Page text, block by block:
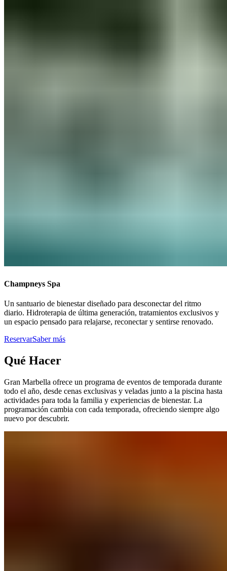
Champneys Spa​​​​‌ ‍ ​‍​‍‌‍ ‌ ​‍‌‍‍‌‌‍‌ ‌‍‍‌‌‍ ‍​‍​‍​ ‍‍​‍​‍‌ ​ ‌‍​‌‌‍ ‍‌‍‍‌‌ ‌​‌ ‍‌​‍ ‍‌‍‍‌‌‍ ​‍​‍​‍ ​​‍​‍‌‍‍​‌ ​‍‌‍‌‌‌‍‌‍​‍​‍​ ‍‍​‍​‍‌‍‍​‌ ‌​‌ ‌​‌ ​​‌ ​ ​ ‍‍​‍ ​‍ ‌‍ ​​‍ ‌‌‍​‌‌‍ ‍‌‍‌​​‍ ‌‌ ​‍​‍ ‌‌‍‍​‌‍ ‌ ‌​‌‍‌‌‌‍ ​‌ ​ ​‍ ‌‌ ​ ‌ ‌​‌ ‌‌‌‍‌​‌‍‍‌‌‍ ​‍ ‍‌ ‌‍‌‍‌‌‌ ​‍‌‍​ ‌‍‌‌‌‍ ​​‍ ‍‌‍​‌‌ ​​‌ ​​​‍ ‌‍‍‌‌‍ ‍‌ ‌​‌‍‌‌‌‍ ‍‌ ‌​​‍ ‌‍‌‌‌‍‌​‌‍‍‌‌ ‌​​‍ ‌‍ ‌‌‍ ‌‍‌​‌‍‌‌​ ‌‌ ​​‌ ​‍‌‍‌‌‌ ​ ‌‍‌‌‌‍ ‍‌ ‌​‌‍​‌‌ ‌​‌‍‍‌‌‍ ‌‍ ‍​ ‍ ‌‍‍‌‌‍‌​​ ‌​ ​​‌‍​‍​ ‌ ‌‍‌​​ ​‌‌‍​‌‌‍​‍​ ‌‍​‍ ‌​ ‌ ​ ​‍​ ‍‌​ ​‍​‍ ‌​ ‌​‌‍‌‍‌‍​ ​ ‌​​‍ ‌‌‍​‌‌‍‌​‌‍​‍‌‍​ ​‍ ‌‌‍​‍​ ​​‌‍‌​​ ‌ ‌‍‌‍​ ​‌​ ‌​​ ​ ​ ‍​​ ‌‌​ ​‍‌‍‌‌​ ‍ ‌ ‌​‌ ‍‌‌ ​​‌‍‌‌​ ‌‌‍‍​‌‍ ‌ ‌​‌‍‌‌‌‍ ​‌‌​ ‌‍‍‌‌ ‌​‌‍‌‌‌​‍​‌‍ ‌‍ ‌‌‍‌‌‌‌​​‌‍​‌‌‍‌ ‌‍‌‌​ ‍ ‌ ​​‌‍​‌‌ ‌​‌‍‍​​ ‌‌ ​​‌‍​‌‌‍‌ ‌‍‌‌‌​​‍‌ ‌‌‌‍‍‌‌‍ ​‌‍‌​‌‍‌‌‌ ​‍​‍‌‌​ ‌‌‌​​‍‌‌ ‌‍‍ ‌‍‌‌‌ ‍‌​‍‌‌​ ​ ‌​‌​​‍‌‌​ ​ ‌​‌​​‍‌‌​ ​‍​ ​‍​ ‌‌‌‍​ ‌‍‌‍​ ‌​‌‍‌‌​ ‍‌​ ‍‌​ ‌​​ ​‌​ ‌‌​ ‌ ​ ​‍​‍‌‌​ ​‍​ ​‍​‍‌‌​ ‌‌‌​‌​​‍ ‍‌‍​ ‌‍ ‌‍ ‍‌ ‌​‌‍‌‌‌‍ ‍‌ ‌​​‍‌‌​ ‌‌‌​​‍‌‌ ‌‍‍ ‌‍‌‌‌ ‍‌​‍‌‌​ ​ ‌​‌​​‍‌‌​ ​ ‌​‌​​‍‌‌​ ​‍​ ​‍​ ‌‌‌‍‌‍​ ​‌‌‍​ ​ ‍​​ ‌​​ ‌ ​ ​‌​ ‍‌​ ‍​​ ‌​​ ‌ ​‍‌‌​ ​‍​ ​‍​‍‌‌​ ‌‌‌​‌​​‍ ‍‌ ‌​‌‍‍‌‌ ‌​‌‍ ​‌‍‌‌​ ‌‍​‍‌‍​‌‌ ​ ‌‍‌‌‌‌‌‌‌ ​‍‌‍ ​​ ‌‌‍‍​‌ ‌​‌ ‌​‌ ​​‌ ​ ​‍‌‌​ ​ ‌​​‌​‍‌‌​ ​‍‌​‌‍​‍‌‌​ ​‍‌​‌‍‌‍ ​​‍ ‌‌‍​‌‌‍ ‍‌‍‌​​‍ ‌‌ ​‍​‍ ‌‌‍‍​‌‍ ‌ ‌​‌‍‌‌‌‍ ​‌ ​ ​‍ ‌‌ ​ ‌ ‌​‌ ‌‌‌‍‌​‌‍‍‌‌‍ ​‍ ‍‌ ‌‍‌‍‌‌‌ ​‍‌‍​ ‌‍‌‌‌‍ ​​‍ ‍‌‍​‌‌ ​​‌ ​​​‍‌‍‌‍‍‌‌‍‌​​ ‌​ ​​‌‍​‍​ ‌ ‌‍‌​​ ​‌‌‍​‌‌‍​‍​ ‌‍​‍ ‌​ ‌ ​ ​‍​ ‍‌​ ​‍​‍ ‌​ ‌​‌‍‌‍‌‍​ ​ ‌​​‍ ‌‌‍​‌‌‍‌​‌‍​‍‌‍​ ​‍ ‌‌‍​‍​ ​​‌‍‌​​ ‌ ‌‍‌‍​ ​‌​ ‌​​ ​ ​ ‍​​ ‌‌​ ​‍‌‍‌‌​‍‌‍‌ ‌​‌ ‍‌‌ ​​‌‍‌‌​ ‌‌‍‍​‌‍ ‌ ‌​‌‍‌‌‌‍ ​‌‌​ ‌‍‍‌‌ ‌​‌‍‌‌‌​‍​‌‍ ‌‍ ‌‌‍‌‌‌‌​​‌‍​‌‌‍‌ ‌‍‌‌​‍‌‍‌ ​​‌‍​‌‌ ‌​‌‍‍​​ ‌‌ ​​‌‍​‌‌‍‌ ‌‍‌‌‌​​‍‌ ‌‌‌‍‍‌‌‍ ​‌‍‌​‌‍‌‌‌ ​‍​‍‌‌​ ‌‌‌​​‍‌‌ ‌‍‍ ‌‍‌‌‌ ‍‌​‍‌‌​ ​ ‌​‌​​‍‌‌​ ​ ‌​‌​​‍‌‌​ ​‍​ ​‍​ ‌‌‌‍​ ‌‍‌‍​ ‌​‌‍‌‌​ ‍‌​ ‍‌​ ‌​​ ​‌​ ‌‌​ ‌ ​ ​‍​‍‌‌​ ​‍​ ​‍​‍‌‌​ ‌‌‌​‌​​‍ ‍‌‍​ ‌‍ ‌‍ ‍‌ ‌​‌‍‌‌‌‍ ‍‌ ‌​​‍‌‌​ ‌‌‌​​‍‌‌ ‌‍‍ ‌‍‌‌‌ ‍‌​‍‌‌​ ​ ‌​‌​​‍‌‌​ ​ ‌​‌​​‍‌‌​ ​‍​ ​‍​ ‌‌‌‍‌‍​ ​‌‌‍​ ​ ‍​​ ‌​​ ‌ ​ ​‌​ ‍‌​ ‍​​ ‌​​ ‌ ​‍‌‌​ ​‍​ ​‍​‍‌‌​ ‌‌‌​‌​​‍ ‍‌ ‌​‌‍‍‌‌ ‌​‌‍ ​‌‍‌‌​‍‌‍‌ ​​‌‍‌‌‌ ​‍‌ ​ ‌ ​​‌‍‌‌‌‍​ ‌ ‌​‌‍‍‌‌ ‌‍‌‍‌‌​ ‌‌ ​​‌ ‌‌‌‍​‍‌‍ ​‌‍‍‌‌ ​ ‌‍‍​‌‍‌‌‌‍‌​​‍​‍‌ ‌
Un santuario de bienestar diseñado para desconectar del ritmo
diario. Hidroterapia de última generación, tratamientos exclusivos y
un espacio pensado para relajarse, reconectar y sentirse renovado.​​​​‌ ‍ ​‍​‍‌‍ ‌ ​‍‌‍‍‌‌‍‌ ‌‍‍‌‌‍ ‍​‍​‍​ ‍‍​‍​‍‌ ​ ‌‍​‌‌‍ ‍‌‍‍‌‌ ‌​‌ ‍‌​‍ ‍‌‍‍‌‌‍ ​‍​‍​‍ ​​‍​‍‌‍‍​‌ ​‍‌‍‌‌‌‍‌‍​‍​‍​ ‍‍​‍​‍‌‍‍​‌ ‌​‌ ‌​‌ ​​‌ ​ ​ ‍‍​‍ ​‍ ‌‍ ​​‍ ‌‌‍​‌‌‍ ‍‌‍‌​​‍ ‌‌ ​‍​‍ ‌‌‍‍​‌‍ ‌ ‌​‌‍‌‌‌‍ ​‌ ​ ​‍ ‌‌ ​ ‌ ‌​‌ ‌‌‌‍‌​‌‍‍‌‌‍ ​‍ ‍‌ ‌‍‌‍‌‌‌ ​‍‌‍​ ‌‍‌‌‌‍ ​​‍ ‍‌‍​‌‌ ​​‌ ​​​‍ ‌‍‍‌‌‍ ‍‌ ‌​‌‍‌‌‌‍ ‍‌ ‌​​‍ ‌‍‌‌‌‍‌​‌‍‍‌‌ ‌​​‍ ‌‍ ‌‌‍ ‌‍‌​‌‍‌‌​ ‌‌ ​​‌ ​‍‌‍‌‌‌ ​ ‌‍‌‌‌‍ ‍‌ ‌​‌‍​‌‌ ‌​‌‍‍‌‌‍ ‌‍ ‍​ ‍ ‌‍‍‌‌‍‌​​ ‌​ ​​‌‍​‍​ ‌ ‌‍‌​​ ​‌‌‍​‌‌‍​‍​ ‌‍​‍ ‌​ ‌ ​ ​‍​ ‍‌​ ​‍​‍ ‌​ ‌​‌‍‌‍‌‍​ ​ ‌​​‍ ‌‌‍​‌‌‍‌​‌‍​‍‌‍​ ​‍ ‌‌‍​‍​ ​​‌‍‌​​ ‌ ‌‍‌‍​ ​‌​ ‌​​ ​ ​ ‍​​ ‌‌​ ​‍‌‍‌‌​ ‍ ‌ ‌​‌ ‍‌‌ ​​‌‍‌‌​ ‌‌‍‍​‌‍ ‌ ‌​‌‍‌‌‌‍ ​‌‌​ ‌‍‍‌‌ ‌​‌‍‌‌‌​‍​‌‍ ‌‍ ‌‌‍‌‌‌‌​​‌‍​‌‌‍‌ ‌‍‌‌​ ‍ ‌ ​​‌‍​‌‌ ‌​‌‍‍​​ ‌‌ ​​‌‍​‌‌‍‌ ‌‍‌‌‌​​‍‌ ‌‌‌‍‍‌‌‍ ​‌‍‌​‌‍‌‌‌ ​‍​‍‌‌​ ‌‌‌​​‍‌‌ ‌‍‍ ‌‍‌‌‌ ‍‌​‍‌‌​ ​ ‌​‌​​‍‌‌​ ​ ‌​‌​​‍‌‌​ ​‍​ ​‍​ ‌‌‌‍​ ‌‍‌‍​ ‌​‌‍‌‌​ ‍‌​ ‍‌​ ‌​​ ​‌​ ‌‌​ ‌ ​ ​‍​‍‌‌​ ​‍​ ​‍​‍‌‌​ ‌‌‌​‌​​‍ ‍‌‍​ ‌‍ ‌‍ ‍‌ ‌​‌‍‌‌‌‍ ‍‌ ‌​​‍‌‌​ ‌‌‌​​‍‌‌ ‌‍‍ ‌‍‌‌‌ ‍‌​‍‌‌​ ​ ‌​‌​​‍‌‌​ ​ ‌​‌​​‍‌‌​ ​‍​ ​‍​ ‌‌‌‍‌‍​ ​‌‌‍​ ​ ‍​​ ‌​​ ‌ ​ ​‌​ ‍‌​ ‍​​ ‌​​ ‌ ​‍‌‌​ ​‍​ ​‍​‍‌‌​ ‌‌‌​‌​​‍ ‍‌‍‌‌‌ ‍​‌‍​ ‌‍‌‌‌ ​‍‌ ​​‌ ‌​​ ‌‍​‍‌‍​‌‌ ​ ‌‍‌‌‌‌‌‌‌ ​‍‌‍ ​​ ‌‌‍‍​‌ ‌​‌ ‌​‌ ​​‌ ​ ​‍‌‌​ ​ ‌​​‌​‍‌‌​ ​‍‌​‌‍​‍‌‌​ ​‍‌​‌‍‌‍ ​​‍ ‌‌‍​‌‌‍ ‍‌‍‌​​‍ ‌‌ ​‍​‍ ‌‌‍‍​‌‍ ‌ ‌​‌‍‌‌‌‍ ​‌ ​ ​‍ ‌‌ ​ ‌ ‌​‌ ‌‌‌‍‌​‌‍‍‌‌‍ ​‍ ‍‌ ‌‍‌‍‌‌‌ ​‍‌‍​ ‌‍‌‌‌‍ ​​‍ ‍‌‍​‌‌ ​​‌ ​​​‍‌‍‌‍‍‌‌‍‌​​ ‌​ ​​‌‍​‍​ ‌ ‌‍‌​​ ​‌‌‍​‌‌‍​‍​ ‌‍​‍ ‌​ ‌ ​ ​‍​ ‍‌​ ​‍​‍ ‌​ ‌​‌‍‌‍‌‍​ ​ ‌​​‍ ‌‌‍​‌‌‍‌​‌‍​‍‌‍​ ​‍ ‌‌‍​‍​ ​​‌‍‌​​ ‌ ‌‍‌‍​ ​‌​ ‌​​ ​ ​ ‍​​ ‌‌​ ​‍‌‍‌‌​‍‌‍‌ ‌​‌ ‍‌‌ ​​‌‍‌‌​ ‌‌‍‍​‌‍ ‌ ‌​‌‍‌‌‌‍ ​‌‌​ ‌‍‍‌‌ ‌​‌‍‌‌‌​‍​‌‍ ‌‍ ‌‌‍‌‌‌‌​​‌‍​‌‌‍‌ ‌‍‌‌​‍‌‍‌ ​​‌‍​‌‌ ‌​‌‍‍​​ ‌‌ ​​‌‍​‌‌‍‌ ‌‍‌‌‌​​‍‌ ‌‌‌‍‍‌‌‍ ​‌‍‌​‌‍‌‌‌ ​‍​‍‌‌​ ‌‌‌​​‍‌‌ ‌‍‍ ‌‍‌‌‌ ‍‌​‍‌‌​ ​ ‌​‌​​‍‌‌​ ​ ‌​‌​​‍‌‌​ ​‍​ ​‍​ ‌‌‌‍​ ‌‍‌‍​ ‌​‌‍‌‌​ ‍‌​ ‍‌​ ‌​​ ​‌​ ‌‌​ ‌ ​ ​‍​‍‌‌​ ​‍​ ​‍​‍‌‌​ ‌‌‌​‌​​‍ ‍‌‍​ ‌‍ ‌‍ ‍‌ ‌​‌‍‌‌‌‍ ‍‌ ‌​​‍‌‌​ ‌‌‌​​‍‌‌ ‌‍‍ ‌‍‌‌‌ ‍‌​‍‌‌​ ​ ‌​‌​​‍‌‌​ ​ ‌​‌​​‍‌‌​ ​‍​ ​‍​ ‌‌‌‍‌‍​ ​‌‌‍​ ​ ‍​​ ‌​​ ‌ ​ ​‌​ ‍‌​ ‍​​ ‌​​ ‌ ​‍‌‌​ ​‍​ ​‍​‍‌‌​ ‌‌‌​‌​​‍ ‍‌‍‌‌‌ ‍​‌‍​ ‌‍‌‌‌ ​‍‌ ​​‌ ‌​​‍‌‍‌ ​​‌‍‌‌‌ ​‍‌ ​ ‌ ​​‌‍‌‌‌‍​ ‌ ‌​‌‍‍‌‌ ‌‍‌‍‌‌​ ‌‌ ​​‌ ‌‌‌‍​‍‌‍ ​‌‍‍‌‌ ​ ‌‍‍​‌‍‌‌‌‍‌​​‍​‍‌ ‌
Reservar​​​​‌ ‍ ​‍​‍‌‍ ‌ ​‍‌‍‍‌‌‍‌ ‌‍‍‌‌‍ ‍​‍​‍​ ‍‍​‍​‍‌ ​ ‌‍​‌‌‍ ‍‌‍‍‌‌ ‌​‌ ‍‌​‍ ‍‌‍‍‌‌‍ ​‍​‍​‍ ​​‍​‍‌‍‍​‌ ​‍‌‍‌‌‌‍‌‍​‍​‍​ ‍‍​‍​‍‌‍‍​‌ ‌​‌ ‌​‌ ​​‌ ​ ​ ‍‍​‍ ​‍ ‌‍ ​​‍ ‌‌‍​‌‌‍ ‍‌‍‌​​‍ ‌‌ ​‍​‍ ‌‌‍‍​‌‍ ‌ ‌​‌‍‌‌‌‍ ​‌ ​ ​‍ ‌‌ ​ ‌ ‌​‌ ‌‌‌‍‌​‌‍‍‌‌‍ ​‍ ‍‌ ‌‍‌‍‌‌‌ ​‍‌‍​ ‌‍‌‌‌‍ ​​‍ ‍‌‍​‌‌ ​​‌ ​​​‍ ‌‍‍‌‌‍ ‍‌ ‌​‌‍‌‌‌‍ ‍‌ ‌​​‍ ‌‍‌‌‌‍‌​‌‍‍‌‌ ‌​​‍ ‌‍ ‌‌‍ ‌‍‌​‌‍‌‌​ ‌‌ ​​‌ ​‍‌‍‌‌‌ ​ ‌‍‌‌‌‍ ‍‌ ‌​‌‍​‌‌ ‌​‌‍‍‌‌‍ ‌‍ ‍​ ‍ ‌‍‍‌‌‍‌​​ ‌​ ​​‌‍​‍​ ‌ ‌‍‌​​ ​‌‌‍​‌‌‍​‍​ ‌‍​‍ ‌​ ‌ ​ ​‍​ ‍‌​ ​‍​‍ ‌​ ‌​‌‍‌‍‌‍​ ​ ‌​​‍ ‌‌‍​‌‌‍‌​‌‍​‍‌‍​ ​‍ ‌‌‍​‍​ ​​‌‍‌​​ ‌ ‌‍‌‍​ ​‌​ ‌​​ ​ ​ ‍​​ ‌‌​ ​‍‌‍‌‌​ ‍ ‌ ‌​‌ ‍‌‌ ​​‌‍‌‌​ ‌‌‍‍​‌‍ ‌ ‌​‌‍‌‌‌‍ ​‌‌​ ‌‍‍‌‌ ‌​‌‍‌‌‌​‍​‌‍ ‌‍ ‌‌‍‌‌‌‌​​‌‍​‌‌‍‌ ‌‍‌‌​ ‍ ‌ ​​‌‍​‌‌ ‌​‌‍‍​​ ‌‌ ​​‌‍​‌‌‍‌ ‌‍‌‌‌​​‍‌ ‌‌‌‍‍‌‌‍ ​‌‍‌​‌‍‌‌‌ ​‍​‍‌‌​ ‌‌‌​​‍‌‌ ‌‍‍ ‌‍‌‌‌ ‍‌​‍‌‌​ ​ ‌​‌​​‍‌‌​ ​ ‌​‌​​‍‌‌​ ​‍​ ​‍​ ‌‌‌‍​ ‌‍‌‍​ ‌​‌‍‌‌​ ‍‌​ ‍‌​ ‌​​ ​‌​ ‌‌​ ‌ ​ ​‍​‍‌‌​ ​‍​ ​‍​‍‌‌​ ‌‌‌​‌​​‍ ‍‌‍​ ‌‍ ‌‍ ‍‌ ‌​‌‍‌‌‌‍ ‍‌ ‌​​‍‌‌​ ‌‌‌​​‍‌‌ ‌‍‍ ‌‍‌‌‌ ‍‌​‍‌‌​ ​ ‌​‌​​‍‌‌​ ​ ‌​‌​​‍‌‌​ ​‍​ ​‍​ ‌‌‌‍‌‍​ ​‌‌‍​ ​ ‍​​ ‌​​ ‌ ​ ​‌​ ‍‌​ ‍​​ ‌​​ ‌ ​‍‌‌​ ​‍​ ​‍​‍‌‌​ ‌‌‌​‌​​‍ ‍‌ ​​‌ ​‍‌‍‍‌‌‍ ‌‌‍​‌‌ ​‍‌ ‍‌‌​​ ‌ ‌​‌‍​‌​‍ ‍‌‍ ​‌‍​‌‌‍​‍‌‍‌‌‌‍ ​​ ‌‍​‍‌‍​‌‌ ​ ‌‍‌‌‌‌‌‌‌ ​‍‌‍ ​​ ‌‌‍‍​‌ ‌​‌ ‌​‌ ​​‌ ​ ​‍‌‌​ ​ ‌​​‌​‍‌‌​ ​‍‌​‌‍​‍‌‌​ ​‍‌​‌‍‌‍ ​​‍ ‌‌‍​‌‌‍ ‍‌‍‌​​‍ ‌‌ ​‍​‍ ‌‌‍‍​‌‍ ‌ ‌​‌‍‌‌‌‍ ​‌ ​ ​‍ ‌‌ ​ ‌ ‌​‌ ‌‌‌‍‌​‌‍‍‌‌‍ ​‍ ‍‌ ‌‍‌‍‌‌‌ ​‍‌‍​ ‌‍‌‌‌‍ ​​‍ ‍‌‍​‌‌ ​​‌ ​​​‍‌‍‌‍‍‌‌‍‌​​ ‌​ ​​‌‍​‍​ ‌ ‌‍‌​​ ​‌‌‍​‌‌‍​‍​ ‌‍​‍ ‌​ ‌ ​ ​‍​ ‍‌​ ​‍​‍ ‌​ ‌​‌‍‌‍‌‍​ ​ ‌​​‍ ‌‌‍​‌‌‍‌​‌‍​‍‌‍​ ​‍ ‌‌‍​‍​ ​​‌‍‌​​ ‌ ‌‍‌‍​ ​‌​ ‌​​ ​ ​ ‍​​ ‌‌​ ​‍‌‍‌‌​‍‌‍‌ ‌​‌ ‍‌‌ ​​‌‍‌‌​ ‌‌‍‍​‌‍ ‌ ‌​‌‍‌‌‌‍ ​‌‌​ ‌‍‍‌‌ ‌​‌‍‌‌‌​‍​‌‍ ‌‍ ‌‌‍‌‌‌‌​​‌‍​‌‌‍‌ ‌‍‌‌​‍‌‍‌ ​​‌‍​‌‌ ‌​‌‍‍​​ ‌‌ ​​‌‍​‌‌‍‌ ‌‍‌‌‌​​‍‌ ‌‌‌‍‍‌‌‍ ​‌‍‌​‌‍‌‌‌ ​‍​‍‌‌​ ‌‌‌​​‍‌‌ ‌‍‍ ‌‍‌‌‌ ‍‌​‍‌‌​ ​ ‌​‌​​‍‌‌​ ​ ‌​‌​​‍‌‌​ ​‍​ ​‍​ ‌‌‌‍​ ‌‍‌‍​ ‌​‌‍‌‌​ ‍‌​ ‍‌​ ‌​​ ​‌​ ‌‌​ ‌ ​ ​‍​‍‌‌​ ​‍​ ​‍​‍‌‌​ ‌‌‌​‌​​‍ ‍‌‍​ ‌‍ ‌‍ ‍‌ ‌​‌‍‌‌‌‍ ‍‌ ‌​​‍‌‌​ ‌‌‌​​‍‌‌ ‌‍‍ ‌‍‌‌‌ ‍‌​‍‌‌​ ​ ‌​‌​​‍‌‌​ ​ ‌​‌​​‍‌‌​ ​‍​ ​‍​ ‌‌‌‍‌‍​ ​‌‌‍​ ​ ‍​​ ‌​​ ‌ ​ ​‌​ ‍‌​ ‍​​ ‌​​ ‌ ​‍‌‌​ ​‍​ ​‍​‍‌‌​ ‌‌‌​‌​​‍ ‍‌ ​​‌ ​‍‌‍‍‌‌‍ ‌‌‍​‌‌ ​‍‌ ‍‌‌​​ ‌ ‌​‌‍​‌​‍ ‍‌‍ ​‌‍​‌‌‍​‍‌‍‌‌‌‍ ​​‍‌‍‌ ​​‌‍‌‌‌ ​‍‌ ​ ‌ ​​‌‍‌‌‌‍​ ‌ ‌​‌‍‍‌‌ ‌‍‌‍‌‌​ ‌‌ ​​‌ ‌‌‌‍​‍‌‍ ​‌‍‍‌‌ ​ ‌‍‍​‌‍‌‌‌‍‌​​‍​‍‌ ‌Saber más​​​​‌ ‍ ​‍​‍‌‍ ‌ ​‍‌‍‍‌‌‍‌ ‌‍‍‌‌‍ ‍​‍​‍​ ‍‍​‍​‍‌ ​ ‌‍​‌‌‍ ‍‌‍‍‌‌ ‌​‌ ‍‌​‍ ‍‌‍‍‌‌‍ ​‍​‍​‍ ​​‍​‍‌‍‍​‌ ​‍‌‍‌‌‌‍‌‍​‍​‍​ ‍‍​‍​‍‌‍‍​‌ ‌​‌ ‌​‌ ​​‌ ​ ​ ‍‍​‍ ​‍ ‌‍ ​​‍ ‌‌‍​‌‌‍ ‍‌‍‌​​‍ ‌‌ ​‍​‍ ‌‌‍‍​‌‍ ‌ ‌​‌‍‌‌‌‍ ​‌ ​ ​‍ ‌‌ ​ ‌ ‌​‌ ‌‌‌‍‌​‌‍‍‌‌‍ ​‍ ‍‌ ‌‍‌‍‌‌‌ ​‍‌‍​ ‌‍‌‌‌‍ ​​‍ ‍‌‍​‌‌ ​​‌ ​​​‍ ‌‍‍‌‌‍ ‍‌ ‌​‌‍‌‌‌‍ ‍‌ ‌​​‍ ‌‍‌‌‌‍‌​‌‍‍‌‌ ‌​​‍ ‌‍ ‌‌‍ ‌‍‌​‌‍‌‌​ ‌‌ ​​‌ ​‍‌‍‌‌‌ ​ ‌‍‌‌‌‍ ‍‌ ‌​‌‍​‌‌ ‌​‌‍‍‌‌‍ ‌‍ ‍​ ‍ ‌‍‍‌‌‍‌​​ ‌​ ​​‌‍​‍​ ‌ ‌‍‌​​ ​‌‌‍​‌‌‍​‍​ ‌‍​‍ ‌​ ‌ ​ ​‍​ ‍‌​ ​‍​‍ ‌​ ‌​‌‍‌‍‌‍​ ​ ‌​​‍ ‌‌‍​‌‌‍‌​‌‍​‍‌‍​ ​‍ ‌‌‍​‍​ ​​‌‍‌​​ ‌ ‌‍‌‍​ ​‌​ ‌​​ ​ ​ ‍​​ ‌‌​ ​‍‌‍‌‌​ ‍ ‌ ‌​‌ ‍‌‌ ​​‌‍‌‌​ ‌‌‍‍​‌‍ ‌ ‌​‌‍‌‌‌‍ ​‌‌​ ‌‍‍‌‌ ‌​‌‍‌‌‌​‍​‌‍ ‌‍ ‌‌‍‌‌‌‌​​‌‍​‌‌‍‌ ‌‍‌‌​ ‍ ‌ ​​‌‍​‌‌ ‌​‌‍‍​​ ‌‌ ​​‌‍​‌‌‍‌ ‌‍‌‌‌​​‍‌ ‌‌‌‍‍‌‌‍ ​‌‍‌​‌‍‌‌‌ ​‍​‍‌‌​ ‌‌‌​​‍‌‌ ‌‍‍ ‌‍‌‌‌ ‍‌​‍‌‌​ ​ ‌​‌​​‍‌‌​ ​ ‌​‌​​‍‌‌​ ​‍​ ​‍​ ‌‌‌‍​ ‌‍‌‍​ ‌​‌‍‌‌​ ‍‌​ ‍‌​ ‌​​ ​‌​ ‌‌​ ‌ ​ ​‍​‍‌‌​ ​‍​ ​‍​‍‌‌​ ‌‌‌​‌​​‍ ‍‌‍​ ‌‍ ‌‍ ‍‌ ‌​‌‍‌‌‌‍ ‍‌ ‌​​‍‌‌​ ‌‌‌​​‍‌‌ ‌‍‍ ‌‍‌‌‌ ‍‌​‍‌‌​ ​ ‌​‌​​‍‌‌​ ​ ‌​‌​​‍‌‌​ ​‍​ ​‍​ ‌‌‌‍‌‍​ ​‌‌‍​ ​ ‍​​ ‌​​ ‌ ​ ​‌​ ‍‌​ ‍​​ ‌​​ ‌ ​‍‌‌​ ​‍​ ​‍​‍‌‌​ ‌‌‌​‌​​‍ ‍‌ ​ ‌‍‌‌‌‍​ ‌‍ ‌‍ ‍‌‍‌​‌‍​‌‌ ​‍‌ ‍‌‌​​ ‌ ‌​‌‍​‌​‍ ‍‌‍ ​‌‍​‌‌‍​‍‌‍‌‌‌‍ ​​ ‌‍​‍‌‍​‌‌ ​ ‌‍‌‌‌‌‌‌‌ ​‍‌‍ ​​ ‌‌‍‍​‌ ‌​‌ ‌​‌ ​​‌ ​ ​‍‌‌​ ​ ‌​​‌​‍‌‌​ ​‍‌​‌‍​‍‌‌​ ​‍‌​‌‍‌‍ ​​‍ ‌‌‍​‌‌‍ ‍‌‍‌​​‍ ‌‌ ​‍​‍ ‌‌‍‍​‌‍ ‌ ‌​‌‍‌‌‌‍ ​‌ ​ ​‍ ‌‌ ​ ‌ ‌​‌ ‌‌‌‍‌​‌‍‍‌‌‍ ​‍ ‍‌ ‌‍‌‍‌‌‌ ​‍‌‍​ ‌‍‌‌‌‍ ​​‍ ‍‌‍​‌‌ ​​‌ ​​​‍‌‍‌‍‍‌‌‍‌​​ ‌​ ​​‌‍​‍​ ‌ ‌‍‌​​ ​‌‌‍​‌‌‍​‍​ ‌‍​‍ ‌​ ‌ ​ ​‍​ ‍‌​ ​‍​‍ ‌​ ‌​‌‍‌‍‌‍​ ​ ‌​​‍ ‌‌‍​‌‌‍‌​‌‍​‍‌‍​ ​‍ ‌‌‍​‍​ ​​‌‍‌​​ ‌ ‌‍‌‍​ ​‌​ ‌​​ ​ ​ ‍​​ ‌‌​ ​‍‌‍‌‌​‍‌‍‌ ‌​‌ ‍‌‌ ​​‌‍‌‌​ ‌‌‍‍​‌‍ ‌ ‌​‌‍‌‌‌‍ ​‌‌​ ‌‍‍‌‌ ‌​‌‍‌‌‌​‍​‌‍ ‌‍ ‌‌‍‌‌‌‌​​‌‍​‌‌‍‌ ‌‍‌‌​‍‌‍‌ ​​‌‍​‌‌ ‌​‌‍‍​​ ‌‌ ​​‌‍​‌‌‍‌ ‌‍‌‌‌​​‍‌ ‌‌‌‍‍‌‌‍ ​‌‍‌​‌‍‌‌‌ ​‍​‍‌‌​ ‌‌‌​​‍‌‌ ‌‍‍ ‌‍‌‌‌ ‍‌​‍‌‌​ ​ ‌​‌​​‍‌‌​ ​ ‌​‌​​‍‌‌​ ​‍​ ​‍​ ‌‌‌‍​ ‌‍‌‍​ ‌​‌‍‌‌​ ‍‌​ ‍‌​ ‌​​ ​‌​ ‌‌​ ‌ ​ ​‍​‍‌‌​ ​‍​ ​‍​‍‌‌​ ‌‌‌​‌​​‍ ‍‌‍​ ‌‍ ‌‍ ‍‌ ‌​‌‍‌‌‌‍ ‍‌ ‌​​‍‌‌​ ‌‌‌​​‍‌‌ ‌‍‍ ‌‍‌‌‌ ‍‌​‍‌‌​ ​ ‌​‌​​‍‌‌​ ​ ‌​‌​​‍‌‌​ ​‍​ ​‍​ ‌‌‌‍‌‍​ ​‌‌‍​ ​ ‍​​ ‌​​ ‌ ​ ​‌​ ‍‌​ ‍​​ ‌​​ ‌ ​‍‌‌​ ​‍​ ​‍​‍‌‌​ ‌‌‌​‌​​‍ ‍‌ ​ ‌‍‌‌‌‍​ ‌‍ ‌‍ ‍‌‍‌​‌‍​‌‌ ​‍‌ ‍‌‌​​ ‌ ‌​‌‍​‌​‍ ‍‌‍ ​‌‍​‌‌‍​‍‌‍‌‌‌‍ ​​‍‌‍‌ ​​‌‍‌‌‌ ​‍‌ ​ ‌ ​​‌‍‌‌‌‍​ ‌ ‌​‌‍‍‌‌ ‌‍‌‍‌‌​ ‌‌ ​​‌ ‌‌‌‍​‍‌‍ ​‌‍‍‌‌ ​ ‌‍‍​‌‍‌‌‌‍‌​​‍​‍‌ ‌
Qué Hacer​​​​‌ ‍ ​‍​‍‌‍ ‌ ​‍‌‍‍‌‌‍‌ ‌‍‍‌‌‍ ‍​‍​‍​ ‍‍​‍​‍‌ ​ ‌‍​‌‌‍ ‍‌‍‍‌‌ ‌​‌ ‍‌​‍ ‍‌‍‍‌‌‍ ​‍​‍​‍ ​​‍​‍‌‍‍​‌ ​‍‌‍‌‌‌‍‌‍​‍​‍​ ‍‍​‍​‍‌‍‍​‌ ‌​‌ ‌​‌ ​​‌ ​ ​ ‍‍​‍ ​‍ ‌‍ ​​‍ ‌‌‍​‌‌‍ ‍‌‍‌​​‍ ‌‌ ​‍​‍ ‌‌‍‍​‌‍ ‌ ‌​‌‍‌‌‌‍ ​‌ ​ ​‍ ‌‌ ​ ‌ ‌​‌ ‌‌‌‍‌​‌‍‍‌‌‍ ​‍ ‍‌ ‌‍‌‍‌‌‌ ​‍‌‍​ ‌‍‌‌‌‍ ​​‍ ‍‌‍​‌‌ ​​‌ ​​​‍ ‌‍‍‌‌‍ ‍‌ ‌​‌‍‌‌‌‍ ‍‌ ‌​​‍ ‌‍‌‌‌‍‌​‌‍‍‌‌ ‌​​‍ ‌‍ ‌‌‍ ‌‍‌​‌‍‌‌​ ‌‌ ​​‌ ​‍‌‍‌‌‌ ​ ‌‍‌‌‌‍ ‍‌ ‌​‌‍​‌‌ ‌​‌‍‍‌‌‍ ‌‍ ‍​ ‍ ‌‍‍‌‌‍‌​​ ‌​ ​​‌‍​‍​ ‌ ‌‍‌​​ ​‌‌‍​‌‌‍​‍​ ‌‍​‍ ‌​ ‌ ​ ​‍​ ‍‌​ ​‍​‍ ‌​ ‌​‌‍‌‍‌‍​ ​ ‌​​‍ ‌‌‍​‌‌‍‌​‌‍​‍‌‍​ ​‍ ‌‌‍​‍​ ​​‌‍‌​​ ‌ ‌‍‌‍​ ​‌​ ‌​​ ​ ​ ‍​​ ‌‌​ ​‍‌‍‌‌​ ‍ ‌ ‌​‌ ‍‌‌ ​​‌‍‌‌​ ‌‌‍‍​‌‍ ‌ ‌​‌‍‌‌‌‍ ​‌‌​ ‌‍‍‌‌ ‌​‌‍‌‌‌​‍​‌‍ ‌‍ ‌‌‍‌‌‌‌​​‌‍​‌‌‍‌ ‌‍‌‌​ ‍ ‌ ​​‌‍​‌‌ ‌​‌‍‍​​ ‌‌ ​​‌‍​‌‌‍‌ ‌‍‌‌‌​​‍‌ ‌‌‌‍‍‌‌‍ ​‌‍‌​‌‍‌‌‌ ​‍​‍‌‌​ ‌‌‌​​‍‌‌ ‌‍‍ ‌‍‌‌‌ ‍‌​‍‌‌​ ​ ‌​‌​​‍‌‌​ ​ ‌​‌​​‍‌‌​ ​‍​ ​‍​ ‍‌​ ‌‌​ ‌‌‌‍‌‌​ ‌ ‌‍‌‌​ ‌​​ ‌ ‌‍‌​‌‍​‍‌‍‌​‌‍‌‍​‍‌‌​ ​‍​ ​‍​‍‌‌​ ‌‌‌​‌​​‍ ‍‌‍‍​‌‍‌‌‌‍​‌‌‍‌​‌‍‍‌‌‍ ‍‌‍‌ ​ ‌‍​‍‌‍​‌‌ ​ ‌‍‌‌‌‌‌‌‌ ​‍‌‍ ​​ ‌‌‍‍​‌ ‌​‌ ‌​‌ ​​‌ ​ ​‍‌‌​ ​ ‌​​‌​‍‌‌​ ​‍‌​‌‍​‍‌‌​ ​‍‌​‌‍‌‍ ​​‍ ‌‌‍​‌‌‍ ‍‌‍‌​​‍ ‌‌ ​‍​‍ ‌‌‍‍​‌‍ ‌ ‌​‌‍‌‌‌‍ ​‌ ​ ​‍ ‌‌ ​ ‌ ‌​‌ ‌‌‌‍‌​‌‍‍‌‌‍ ​‍ ‍‌ ‌‍‌‍‌‌‌ ​‍‌‍​ ‌‍‌‌‌‍ ​​‍ ‍‌‍​‌‌ ​​‌ ​​​‍‌‍‌‍‍‌‌‍‌​​ ‌​ ​​‌‍​‍​ ‌ ‌‍‌​​ ​‌‌‍​‌‌‍​‍​ ‌‍​‍ ‌​ ‌ ​ ​‍​ ‍‌​ ​‍​‍ ‌​ ‌​‌‍‌‍‌‍​ ​ ‌​​‍ ‌‌‍​‌‌‍‌​‌‍​‍‌‍​ ​‍ ‌‌‍​‍​ ​​‌‍‌​​ ‌ ‌‍‌‍​ ​‌​ ‌​​ ​ ​ ‍​​ ‌‌​ ​‍‌‍‌‌​‍‌‍‌ ‌​‌ ‍‌‌ ​​‌‍‌‌​ ‌‌‍‍​‌‍ ‌ ‌​‌‍‌‌‌‍ ​‌‌​ ‌‍‍‌‌ ‌​‌‍‌‌‌​‍​‌‍ ‌‍ ‌‌‍‌‌‌‌​​‌‍​‌‌‍‌ ‌‍‌‌​‍‌‍‌ ​​‌‍​‌‌ ‌​‌‍‍​​ ‌‌ ​​‌‍​‌‌‍‌ ‌‍‌‌‌​​‍‌ ‌‌‌‍‍‌‌‍ ​‌‍‌​‌‍‌‌‌ ​‍​‍‌‌​ ‌‌‌​​‍‌‌ ‌‍‍ ‌‍‌‌‌ ‍‌​‍‌‌​ ​ ‌​‌​​‍‌‌​ ​ ‌​‌​​‍‌‌​ ​‍​ ​‍​ ‍‌​ ‌‌​ ‌‌‌‍‌‌​ ‌ ‌‍‌‌​ ‌​​ ‌ ‌‍‌​‌‍​‍‌‍‌​‌‍‌‍​‍‌‌​ ​‍​ ​‍​‍‌‌​ ‌‌‌​‌​​‍ ‍‌‍‍​‌‍‌‌‌‍​‌‌‍‌​‌‍‍‌‌‍ ‍‌‍‌ ​‍‌‍‌ ​​‌‍‌‌‌ ​‍‌ ​ ‌ ​​‌‍‌‌‌‍​ ‌ ‌​‌‍‍‌‌ ‌‍‌‍‌‌​ ‌‌ ​​‌ ‌‌‌‍​‍‌‍ ​‌‍‍‌‌ ​ ‌‍‍​‌‍‌‌‌‍‌​​‍​‍‌ ‌
Gran Marbella ofrece un programa de eventos de temporada durante
todo el año, desde cenas exclusivas y veladas junto a la piscina hasta
actividades para toda la familia y experiencias de bienestar. La
programación cambia con cada temporada, ofreciendo siempre algo
nuevo por descubrir.​​​​‌ ‍ ​‍​‍‌‍ ‌ ​‍‌‍‍‌‌‍‌ ‌‍‍‌‌‍ ‍​‍​‍​ ‍‍​‍​‍‌ ​ ‌‍​‌‌‍ ‍‌‍‍‌‌ ‌​‌ ‍‌​‍ ‍‌‍‍‌‌‍ ​‍​‍​‍ ​​‍​‍‌‍‍​‌ ​‍‌‍‌‌‌‍‌‍​‍​‍​ ‍‍​‍​‍‌‍‍​‌ ‌​‌ ‌​‌ ​​‌ ​ ​ ‍‍​‍ ​‍ ‌‍ ​​‍ ‌‌‍​‌‌‍ ‍‌‍‌​​‍ ‌‌ ​‍​‍ ‌‌‍‍​‌‍ ‌ ‌​‌‍‌‌‌‍ ​‌ ​ ​‍ ‌‌ ​ ‌ ‌​‌ ‌‌‌‍‌​‌‍‍‌‌‍ ​‍ ‍‌ ‌‍‌‍‌‌‌ ​‍‌‍​ ‌‍‌‌‌‍ ​​‍ ‍‌‍​‌‌ ​​‌ ​​​‍ ‌‍‍‌‌‍ ‍‌ ‌​‌‍‌‌‌‍ ‍‌ ‌​​‍ ‌‍‌‌‌‍‌​‌‍‍‌‌ ‌​​‍ ‌‍ ‌‌‍ ‌‍‌​‌‍‌‌​ ‌‌ ​​‌ ​‍‌‍‌‌‌ ​ ‌‍‌‌‌‍ ‍‌ ‌​‌‍​‌‌ ‌​‌‍‍‌‌‍ ‌‍ ‍​ ‍ ‌‍‍‌‌‍‌​​ ‌​ ​​‌‍​‍​ ‌ ‌‍‌​​ ​‌‌‍​‌‌‍​‍​ ‌‍​‍ ‌​ ‌ ​ ​‍​ ‍‌​ ​‍​‍ ‌​ ‌​‌‍‌‍‌‍​ ​ ‌​​‍ ‌‌‍​‌‌‍‌​‌‍​‍‌‍​ ​‍ ‌‌‍​‍​ ​​‌‍‌​​ ‌ ‌‍‌‍​ ​‌​ ‌​​ ​ ​ ‍​​ ‌‌​ ​‍‌‍‌‌​ ‍ ‌ ‌​‌ ‍‌‌ ​​‌‍‌‌​ ‌‌‍‍​‌‍ ‌ ‌​‌‍‌‌‌‍ ​‌‌​ ‌‍‍‌‌ ‌​‌‍‌‌‌​‍​‌‍ ‌‍ ‌‌‍‌‌‌‌​​‌‍​‌‌‍‌ ‌‍‌‌​ ‍ ‌ ​​‌‍​‌‌ ‌​‌‍‍​​ ‌‌ ​​‌‍​‌‌‍‌ ‌‍‌‌‌​​‍‌ ‌‌‌‍‍‌‌‍ ​‌‍‌​‌‍‌‌‌ ​‍​‍‌‌​ ‌‌‌​​‍‌‌ ‌‍‍ ‌‍‌‌‌ ‍‌​‍‌‌​ ​ ‌​‌​​‍‌‌​ ​ ‌​‌​​‍‌‌​ ​‍​ ​‍​ ‍‌​ ‌‌​ ‌‌‌‍‌‌​ ‌ ‌‍‌‌​ ‌​​ ‌ ‌‍‌​‌‍​‍‌‍‌​‌‍‌‍​‍‌‌​ ​‍​ ​‍​‍‌‌​ ‌‌‌​‌​​‍ ‍‌‍​‍‌‍ ‌‍‌​‌ ‍‌​ ‌‍​‍‌‍​‌‌ ​ ‌‍‌‌‌‌‌‌‌ ​‍‌‍ ​​ ‌‌‍‍​‌ ‌​‌ ‌​‌ ​​‌ ​ ​‍‌‌​ ​ ‌​​‌​‍‌‌​ ​‍‌​‌‍​‍‌‌​ ​‍‌​‌‍‌‍ ​​‍ ‌‌‍​‌‌‍ ‍‌‍‌​​‍ ‌‌ ​‍​‍ ‌‌‍‍​‌‍ ‌ ‌​‌‍‌‌‌‍ ​‌ ​ ​‍ ‌‌ ​ ‌ ‌​‌ ‌‌‌‍‌​‌‍‍‌‌‍ ​‍ ‍‌ ‌‍‌‍‌‌‌ ​‍‌‍​ ‌‍‌‌‌‍ ​​‍ ‍‌‍​‌‌ ​​‌ ​​​‍‌‍‌‍‍‌‌‍‌​​ ‌​ ​​‌‍​‍​ ‌ ‌‍‌​​ ​‌‌‍​‌‌‍​‍​ ‌‍​‍ ‌​ ‌ ​ ​‍​ ‍‌​ ​‍​‍ ‌​ ‌​‌‍‌‍‌‍​ ​ ‌​​‍ ‌‌‍​‌‌‍‌​‌‍​‍‌‍​ ​‍ ‌‌‍​‍​ ​​‌‍‌​​ ‌ ‌‍‌‍​ ​‌​ ‌​​ ​ ​ ‍​​ ‌‌​ ​‍‌‍‌‌​‍‌‍‌ ‌​‌ ‍‌‌ ​​‌‍‌‌​ ‌‌‍‍​‌‍ ‌ ‌​‌‍‌‌‌‍ ​‌‌​ ‌‍‍‌‌ ‌​‌‍‌‌‌​‍​‌‍ ‌‍ ‌‌‍‌‌‌‌​​‌‍​‌‌‍‌ ‌‍‌‌​‍‌‍‌ ​​‌‍​‌‌ ‌​‌‍‍​​ ‌‌ ​​‌‍​‌‌‍‌ ‌‍‌‌‌​​‍‌ ‌‌‌‍‍‌‌‍ ​‌‍‌​‌‍‌‌‌ ​‍​‍‌‌​ ‌‌‌​​‍‌‌ ‌‍‍ ‌‍‌‌‌ ‍‌​‍‌‌​ ​ ‌​‌​​‍‌‌​ ​ ‌​‌​​‍‌‌​ ​‍​ ​‍​ ‍‌​ ‌‌​ ‌‌‌‍‌‌​ ‌ ‌‍‌‌​ ‌​​ ‌ ‌‍‌​‌‍​‍‌‍‌​‌‍‌‍​‍‌‌​ ​‍​ ​‍​‍‌‌​ ‌‌‌​‌​​‍ ‍‌‍​‍‌‍ ‌‍‌​‌ ‍‌​‍‌‍‌ ​​‌‍‌‌‌ ​‍‌ ​ ‌ ​​‌‍‌‌‌‍​ ‌ ‌​‌‍‍‌‌ ‌‍‌‍‌‌​ ‌‌ ​​‌ ‌‌‌‍​‍‌‍ ​‌‍‍‌‌ ​ ‌‍‍​‌‍‌‌‌‍‌​​‍​‍‌ ‌